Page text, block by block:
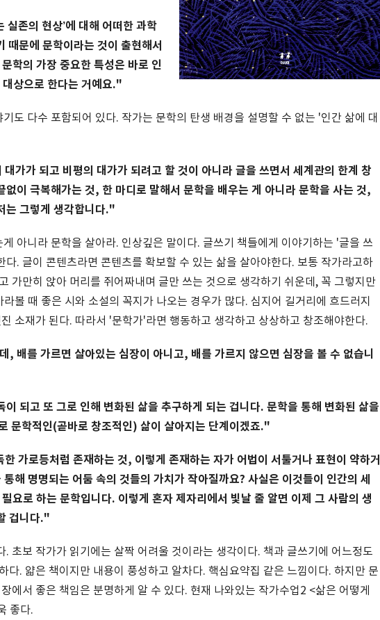
실존의 현상’에 대해 어떠한 과학
때문에 문학이라는 것이 출현해서
학의 가장 중요한 특성은 바로 인
상으로 한다는 거예요."
도 다수 포함되어 있다. 작가는 문학의 탄생 배경을 설명할 수 없는 '인간 삶에 대
가가 되고 비평의 대가가 되려고 할 것이 아니라 글을 쓰면서 세계관의 한계 창
없이 극복해가는 것, 한 마디로 말해서 문학을 배우는 게 아니라 문학을 사는 것,
는 그렇게 생각합니다."
아니라 문학을 살아라. 인상깊은 말이다. 글쓰기 책들에게 이야기하는 '글을 쓰
다. 글이 콘텐츠라면 콘텐츠를 확보할 수 있는 삶을 살아야한다. 보통 작가라고하
가만히 앉아 머리를 쥐어짜내며 글만 쓰는 것으로 생각하기 쉬운데, 꼭 그렇지만
볼 때 좋은 시와 소설의 꼭지가 나오는 경우가 많다. 심지어 길거리에 흐드러지
소재가 된다. 따라서 '문학가'라면 행동하고 생각하고 상상하고 창조해야한다.
, 배를 가르면 살아있는 심장이 아니고, 배를 가르지 않으면 심장을 볼 수 없습니
되고 또 그로 인해 변화된 삶을 추구하게 되는 겁니다. 문학을 통해 변화된 삶을
문학적인(곧바로 창조적인) 삶이 살아지는 단계이겠죠."
가로등처럼 존재하는 것, 이렇게 존재하는 자가 어법이 서툴거나 표현이 약하거
해 명명되는 어둠 속의 것들의 가치가 작아질까요? 사실은 이것들이 인간의 세
요로 하는 문학입니다. 이렇게 혼자 제자리에서 빛날 줄 알면 이제 그 사람의 생
겁니다."
. 초보 작가가 읽기에는 살짝 어려울 것이라는 생각이다. 책과 글쓰기에 어느정도
다. 얇은 책이지만 내용이 풍성하고 알차다. 핵심요약집 같은 느낌이다. 하지만 문
에서 좋은 책임은 분명하게 알 수 있다. 현재 나와있는 작가수업2 <삶은 어떻게
좋다.